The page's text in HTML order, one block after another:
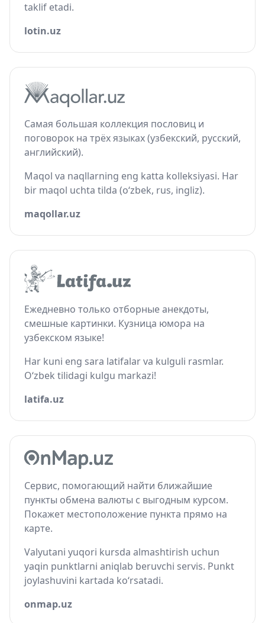
taklif etadi.
lotin.uz
Самая большая коллекция пословиц и
поговорок на трёх языках (узбекский, русский,
английский).
Maqol va naqllarning eng katta kolleksiyasi. Har
bir maqol uchta tilda (o‘zbek, rus, ingliz).
maqollar.uz
Ежедневно только отборные анекдоты,
смешные картинки. Кузница юмора на
узбекском языке!
Har kuni eng sara latifalar va kulguli rasmlar.
O‘zbek tilidagi kulgu markazi!
latifa.uz
Сервис, помогающий найти ближайшие
пункты обмена валюты с выгодным курсом.
Покажет местоположение пункта прямо на
карте.
Valyutani yuqori kursda almashtirish uchun
yaqin punktlarni aniqlab beruvchi servis. Punkt
joylashuvini kartada ko‘rsatadi.
onmap.uz